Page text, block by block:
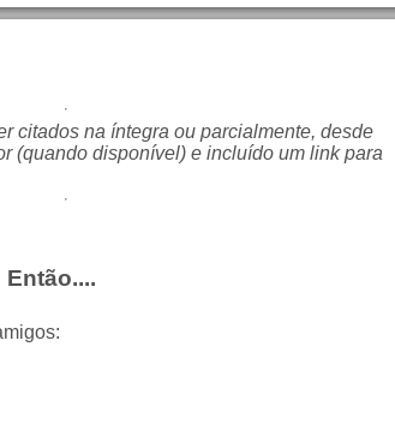
citados na íntegra ou parcialmente, desde
(quando disponível) e incluído um link para